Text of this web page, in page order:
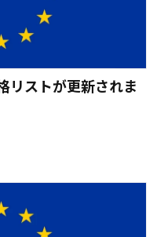
リストが更新されま